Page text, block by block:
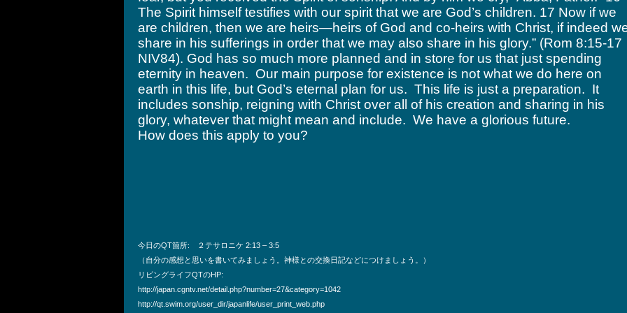
The Spirit himself testifies with our spirit that we are God’s children. 17 Now if we
are children, then we are heirs—heirs of God and co-heirs with Christ, if indeed
share in his sufferings in order that we may also share in his glory.” (Rom 8:15-17
NIV84). God has so much more planned and in store for us that just spending
eternity in heaven. Our main purpose for existence is not what we do here on
earth in this life, but God’s eternal plan for us. This life is just a preparation. It
includes sonship, reigning with Christ over all of his creation and sharing in his
glory, whatever that might mean and include. We have a glorious future.
How does this apply to you?
今日のQT箇所: ２テサロニケ 2:13 – 3:5
（自分の感想と思いを書いてみましょう。神様との交換日記などにつけましょう。）
リビングライフQTのHP:
http://japan.cgntv.net/detail.php?number=27&category=1042
http://qt.swim.org/user_dir/japanlife/user_print_web.php